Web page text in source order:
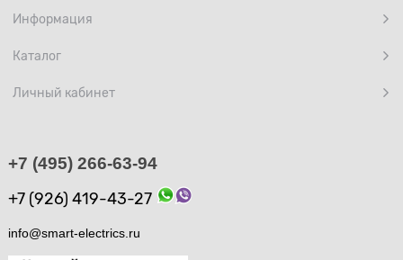
Информация
Каталог
Личный кабинет
+7 (495) 266-63-94
+7 (926) 419-43-27
info@smart-electrics.ru